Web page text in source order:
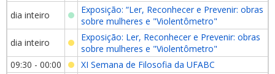
dia inteiro
Exposição: “Ler, Reconhecer e Prevenir: obras
sobre mulheres e "Violentômetro"
dia inteiro
Exposição: Ler, Reconhecer e Prevenir: obras
sobre mulheres e "Violentômetro"
09:30 - 00:00
XI Semana de Filosofia da UFABC